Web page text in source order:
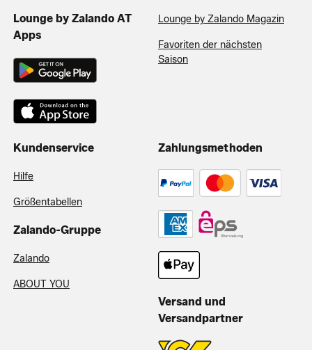
Lounge by Zalando AT
Apps
Lounge by Zalando Magazin
Favoriten der nächsten
Saison
Kundenservice
Hilfe
Größentabellen
Zalando-Gruppe
Zalando
ABOUT YOU
Zahlungsmethoden
Versand und
Versandpartner